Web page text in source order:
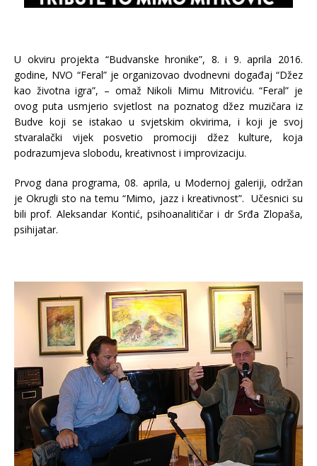
U okviru projekta “Budvanske hronike”, 8. i 9. aprila 2016.
godine, NVO “Feral” je organizovao dvodnevni događaj “Džez
kao životna igra”, – omaž Nikoli Mimu Mitroviću. “Feral” je
ovog puta usmjerio svjetlost na poznatog džez muzičara iz
Budve koji se istakao u svjetskim okvirima, i koji je svoj
stvaralački vijek posvetio promociji džez kulture, koja
podrazumjeva slobodu, kreativnost i improvizaciju.
Prvog dana programa, 08. aprila, u Modernoj galeriji, održan
je Okrugli sto na temu “Mimo, jazz i kreativnost”. Učesnici su
bili prof. Aleksandar Kontić, psihoanalitičar i dr Srđa Zlopaša,
psihijatar.